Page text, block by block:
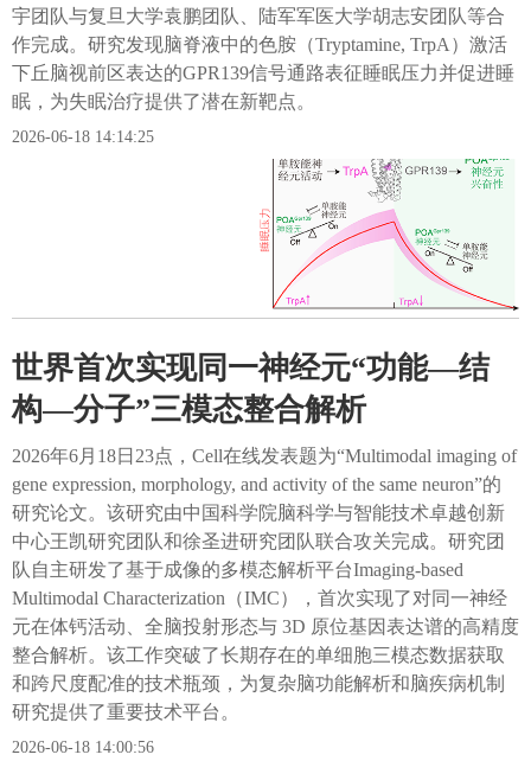
宇团队与复旦大学袁鹏团队、陆军军医大学胡志安团队等合
作完成。研究发现脑脊液中的色胺（Tryptamine, TrpA）激活
下丘脑视前区表达的GPR139信号通路表征睡眠压力并促进睡
眠，为失眠治疗提供了潜在新靶点。
2026-06-18 14:14:25
世界首次实现同一神经元“功能—结
构—分子”三模态整合解析
2026年6月18日23点，Cell在线发表题为“Multimodal imaging of
gene expression, morphology, and activity of the same neuron”的
研究论文。该研究由中国科学院脑科学与智能技术卓越创新
中心王凯研究团队和徐圣进研究团队联合攻关完成。研究团
队自主研发了基于成像的多模态解析平台Imaging-based
Multimodal Characterization（IMC），首次实现了对同一神经
元在体钙活动、全脑投射形态与 3D 原位基因表达谱的高精度
整合解析。该工作突破了长期存在的单细胞三模态数据获取
和跨尺度配准的技术瓶颈，为复杂脑功能解析和脑疾病机制
研究提供了重要技术平台。
2026-06-18 14:00:56